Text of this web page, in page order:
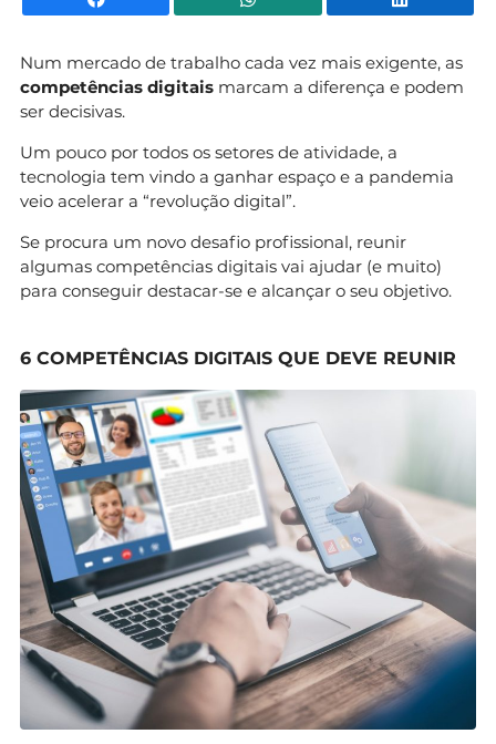
Num mercado de trabalho cada vez mais exigente, as
competências digitais marcam a diferença e podem
ser decisivas.
Um pouco por todos os setores de atividade, a
tecnologia tem vindo a ganhar espaço e a pandemia
veio acelerar a “revolução digital”.
Se procura um novo desafio profissional, reunir
algumas competências digitais vai ajudar (e muito)
para conseguir destacar-se e alcançar o seu objetivo.
6 COMPETÊNCIAS DIGITAIS QUE DEVE REUNIR